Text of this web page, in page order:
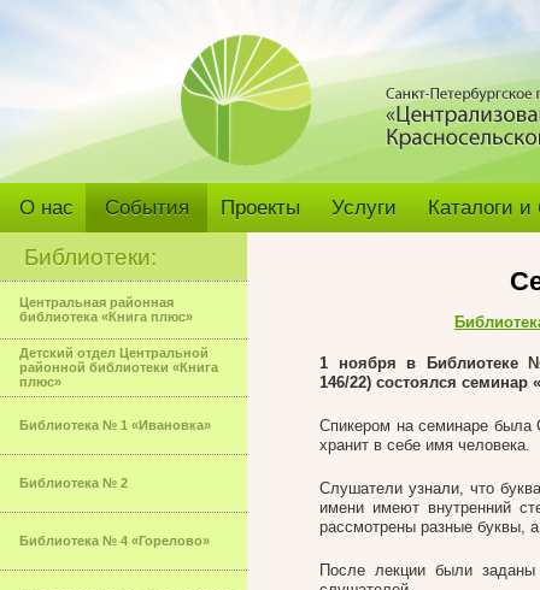
О нас События Проекты Услуги Каталоги
Библиотеки:
Центральная районная
библиотека «Книга плюс»
Детский отдел Центральной
районной библиотеки «Книга
плюс»
Библиотека № 1 «Ивановка»
Библиотека № 2
Библиотека № 4 «Горелово»
1 ноября в Библиотеке
146/22) состоялся семинар
Спикером на семинаре была
хранит в себе имя человека.
Слушатели узнали, что
имени имеют внутренний
рассмотрены разные буквы,
После лекции были